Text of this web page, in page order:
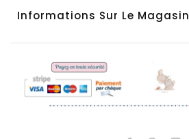
Informations Sur Le Magasin